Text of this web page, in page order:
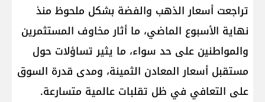
تراجعت أسعار الذهب والفضة بشكل ملحوظ منذ
نهاية الأسبوع الماضي، ما أثار مخاوف المستثمرين
والمواطنين على حد سواء، ما يثير تساؤلات حول
مستقبل أسعار المعادن الثمينة، ومدى قدرة السوق
على التعافي في ظل تقلبات عالمية متسارعة.